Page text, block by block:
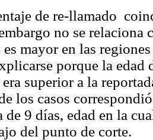
de re-llamado
no se relaciona
mayor en las
porque la edad
superior a la
los casos
de 9 días, edad en la
del punto de corte.